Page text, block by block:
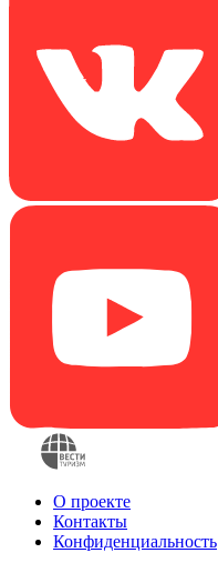
О проекте
Контакты
Конфиденциальность